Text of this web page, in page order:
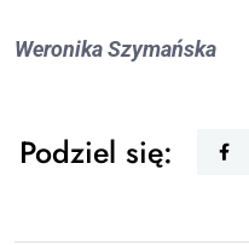
Weronika Szymańska
Podziel się: